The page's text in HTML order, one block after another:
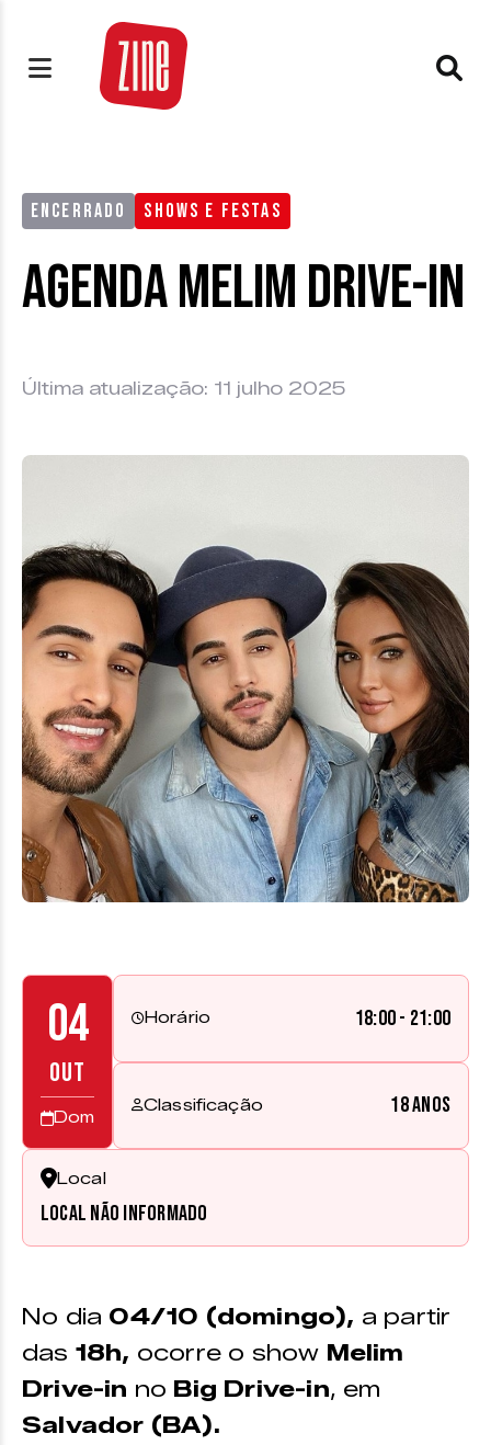
ENCERRADO SHOWS E FESTAS
Agenda Melim Drive-in
Última atualização: 11 julho 2025
04
OUT
Dom
Horário 18:00 - 21:00
Classificação 18 anos
Local
Local não informado
No dia 04/10 (domingo), a partir
das 18h, ocorre o show Melim
Drive-in no Big Drive-in, em
Salvador (BA).